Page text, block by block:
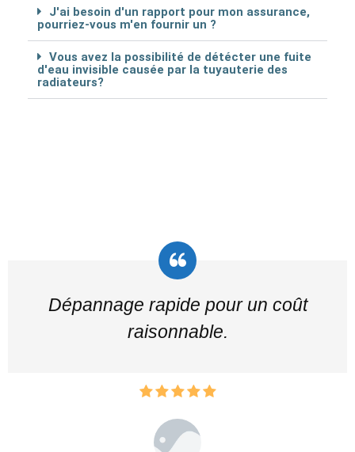
J'ai besoin d'un rapport pour mon assurance,
pourriez-vous m'en fournir un ?
Vous avez la possibilité de détécter une fuite
d'eau invisible causée par la tuyauterie des
radiateurs?
Dépannage rapide pour un coût
raisonnable.